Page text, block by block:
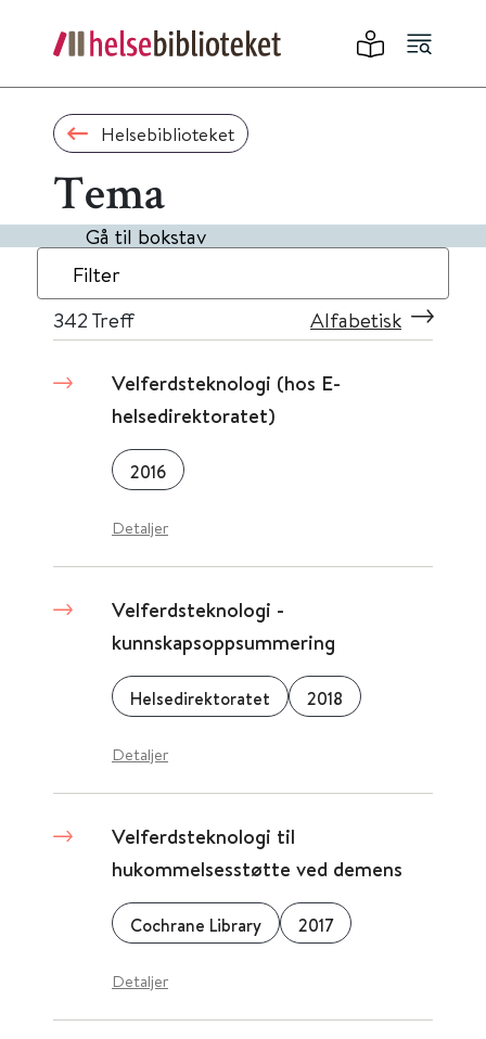
Helsebiblioteket
Tema
Gå til bokstav
Filter
342 Treff Alfabetisk
Velferdsteknologi (hos E-
helsedirektoratet)
2016
Detaljer
Velferdsteknologi -
kunnskapsoppsummering
Helsedirektoratet 2018
Detaljer
Velferdsteknologi til
hukommelsesstøtte ved demens
Cochrane Library 2017
Detaljer